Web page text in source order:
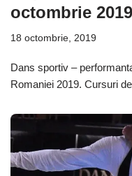
octombrie 2019
18 octombrie, 2019
Dans sportiv –
Romaniei 2019. Cursuri